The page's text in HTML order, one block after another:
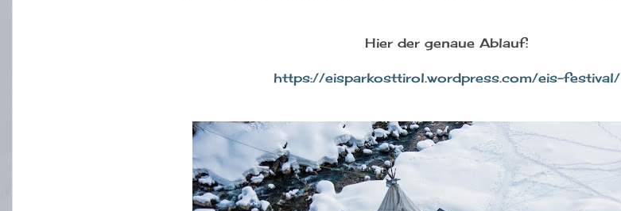
Hier der genaue Ablauf:
https://eisparkosttirol.wordpress.com/eis-festival/